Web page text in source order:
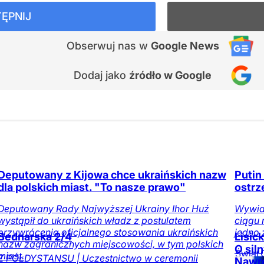
Obserwuj nas w Google News
Dodaj jako źródło w Google
z Kijowa chce ukraińskich nazw
polskich miast. "To nasze prawo"
Rady Najwyższej Ukrainy Ihor Huź
do ukraińskich władz z postulatem
oficjalnego stosowania ukraińskich
zagranicznych miejscowości, w tym polskich
Putin
ciągu
jedno
Świat
2/4
PÓŁDYSTANSU | Uczestnictwo w ceremonii
O